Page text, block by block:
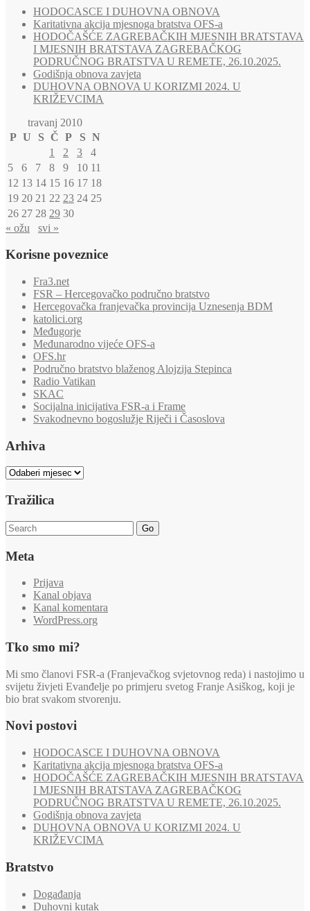
HODOCASCE I DUHOVNA OBNOVA
Karitativna akcija mjesnoga bratstva OFS-a
HODOČAŠĆE ZAGREBAČKIH MJESNIH BRATSTAVA
I MJESNIH BRATSTAVA ZAGREBAČKOG
PODRUČNOG BRATSTVA U REMETE, 26.10.2025.
Godišnja obnova zavjeta
DUHOVNA OBNOVA U KORIZMI 2024. U
KRIŽEVCIMA
travanj 2010
P U S Č P S N
1
2 3
4
5
6 7 8 9 10 11
12 13 14 15 16 17 18
19 20 21 22 23 24 25
26 27 28 29 30
« ožu
svi »
Korisne poveznice
Fra3.net
FSR – Hercegovačko područno bratstvo
Hercegovačka franjevačka provincija Uznesenja BDM
katolici.org
Međugorje
Međunarodno vijeće OFS-a
OFS.hr
Područno bratstvo blaženog Alojzija Stepinca
Radio Vatikan
SKAC
Socijalna inicijativa FSR-a i Frame
Svakodnevno bogoslužje Riječi i Časoslova
Arhiva
Arhiva
Tražilica
Go
Meta
Prijava
Kanal objava
Kanal komentara
WordPress.org
Tko smo mi?
Mi smo članovi FSR-a (Franjevačkog svjetovnog reda) i nastojimo u
svijetu živjeti Evanđelje po primjeru svetog Franje Asiškog, koji je
bio brat svakom stvorenju.
Novi postovi
HODOCASCE I DUHOVNA OBNOVA
Karitativna akcija mjesnoga bratstva OFS-a
HODOČAŠĆE ZAGREBAČKIH MJESNIH BRATSTAVA
I MJESNIH BRATSTAVA ZAGREBAČKOG
PODRUČNOG BRATSTVA U REMETE, 26.10.2025.
Godišnja obnova zavjeta
DUHOVNA OBNOVA U KORIZMI 2024. U
KRIŽEVCIMA
Bratstvo
Događanja
Duhovni kutak